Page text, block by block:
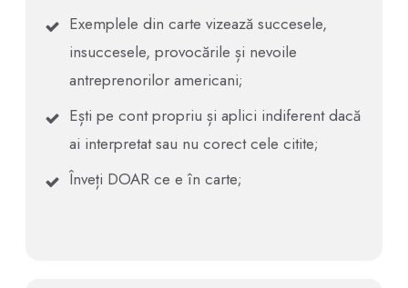
Exemplele din carte vizează succesele,
insuccesele, provocările și nevoile
antreprenorilor americani;
Ești pe cont propriu și aplici indiferent dacă
ai interpretat sau nu corect cele citite;
Înveți DOAR ce e în carte;